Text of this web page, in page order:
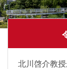
北川啓介教